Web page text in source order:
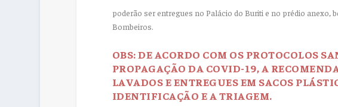
poderão ser entregues no Palácio do Buriti e no prédio anexo,
Bombeiros.
OBS: DE ACORDO COM OS PROTOCOLOS
PROPAGAÇÃO DA COVID-19, A
LAVADOS E ENTREGUES EM SACOS
IDENTIFICAÇÃO E A TRIAGEM.